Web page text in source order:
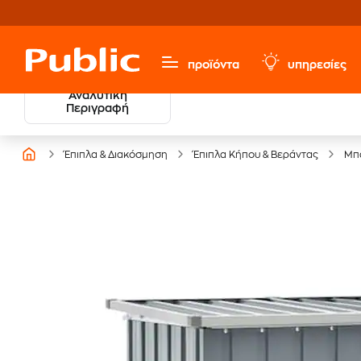
προϊόντα υπηρεσίες
Αναλυτική
Περιγραφή
Έπιπλα & Διακόσμηση Έπιπλα Κήπου & Βεράντας